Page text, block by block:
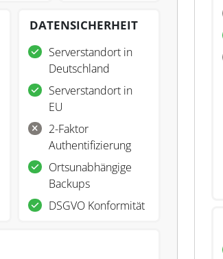
DATENSICHERHEIT
Serverstandort in
Deutschland
Serverstandort in
EU
2-Faktor
Authentifizierung
Ortsunabhängige
Backups
DSGVO Konformität